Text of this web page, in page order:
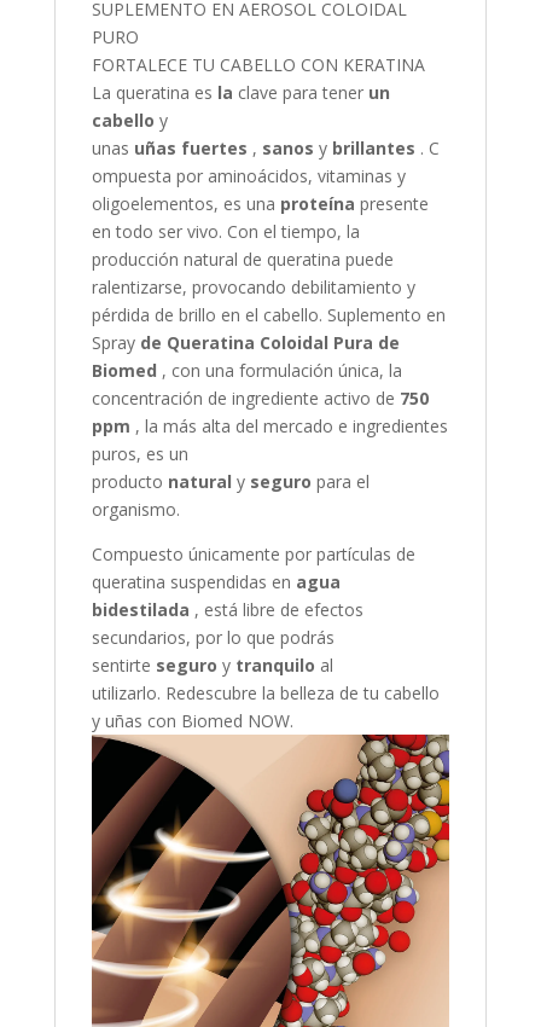
SUPLEMENTO EN AEROSOL COLOIDAL
PURO
FORTALECE TU CABELLO CON KERATINA
La queratina es la clave para tener un
cabello y
unas uñas fuertes , sanos y brillantes . C
ompuesta por aminoácidos, vitaminas y
oligoelementos, es una proteína presente
en todo ser vivo. Con el tiempo, la
producción natural de queratina puede
ralentizarse, provocando debilitamiento y
pérdida de brillo en el cabello. Suplemento en
Spray de Queratina Coloidal Pura de
Biomed , con una formulación única, la
concentración de ingrediente activo de 750
ppm , la más alta del mercado e ingredientes
puros, es un
producto natural y seguro para el
organismo.
Compuesto únicamente por partículas de
queratina suspendidas en agua
bidestilada , está libre de efectos
secundarios, por lo que podrás
sentirte seguro y tranquilo al
utilizarlo. Redescubre la belleza de tu cabello
y uñas con Biomed NOW.